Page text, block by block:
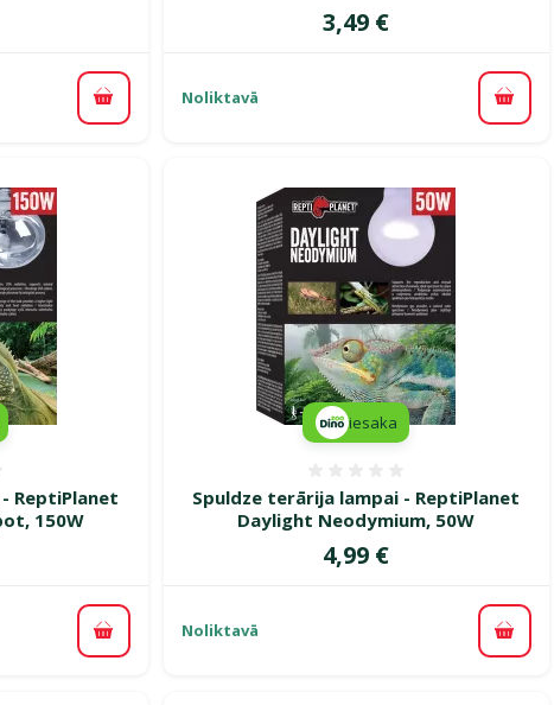
Pievienot grozam
Cena
3,49 €
Noliktavā
ReptiPlanet
150W
Pievienot grozam
Spuldze terārija lampai - ReptiPlanet
Daylight Neodymium, 50W
Cena
4,99 €
iesaka
Noliktavā